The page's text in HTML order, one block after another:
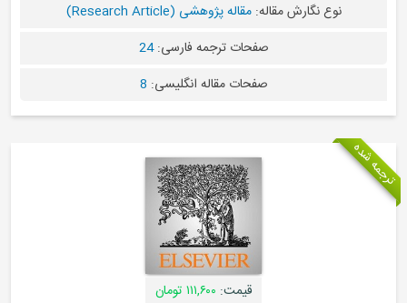
نوع نگارش مقاله:مقاله پژوهشی (Research Article)
صفحات ترجمه فارسی:24
صفحات مقاله انگلیسی:8
۱۱۱,۶۰۰ تومان